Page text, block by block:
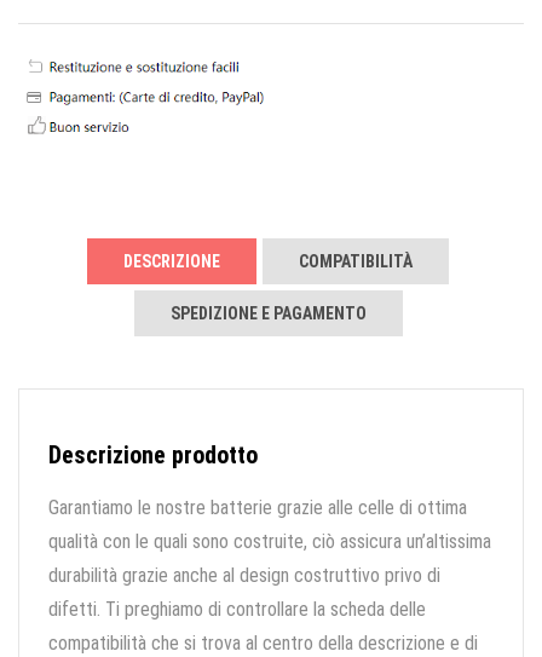
DESCRIZIONE COMPATIBILITÀ
SPEDIZIONE E PAGAMENTO
Descrizione prodotto
Garantiamo le nostre batterie grazie alle celle di ottima
qualità con le quali sono costruite, ciò assicura un’altissima
durabilità grazie anche al design costruttivo privo di
difetti. Ti preghiamo di controllare la scheda delle
compatibilità che si trova al centro della descrizione e di